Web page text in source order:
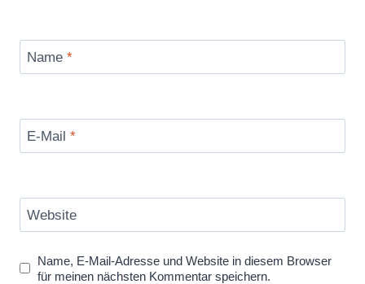
Name *
E-Mail *
Website
Name, E-Mail-Adresse und Website in diesem Browser
für meinen nächsten Kommentar speichern.